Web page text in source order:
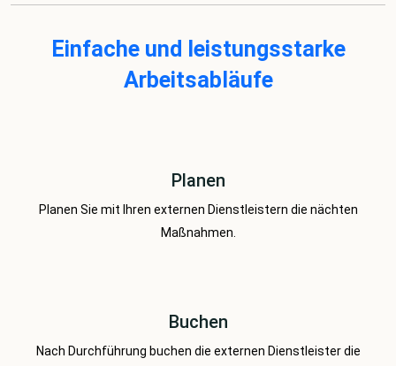
Einfache und leistungsstarke
Arbeitsabläufe
Planen
Planen Sie mit Ihren externen Dienstleistern die nächten
Maßnahmen.
Buchen
Nach Durchführung buchen die externen Dienstleister die